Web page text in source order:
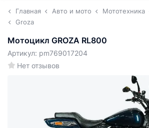
Главная Авто и мото Мототехника
Groza
Мотоцикл GROZA RL800
Нет отзывов
Артикул: pm769017204